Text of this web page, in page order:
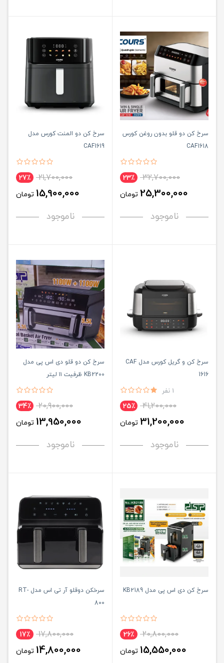
سرخ کن دو قلو بدون روغن کورس
CAF1618
32,700,000 23٪
25,300,000 تومان
ناموجود
سرخ کن دو المنت کورس مدل
CAF1619
21,700,000 27٪
15,900,000 تومان
ناموجود
سرخ کن و گریل کورس مدل CAF
1616
1 نفر
41,200,000 25٪
31,200,000 تومان
ناموجود
سرخ کن دو قلو دی اس پی مدل
KB2200 ظرفیت ۱۱ لیتر
20,900,000 34٪
13,950,000 تومان
ناموجود
سرخ کن دی اس پی مدل KB2189
20,800,000 26٪
15,550,000 تومان
سرخکن دوقلو آر تی اس مدل RT-
800
17,800,000 17٪
14,800,000 تومان